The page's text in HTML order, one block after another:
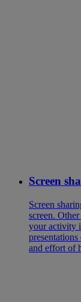
Screen
Screen
screen.
your activity
and effort of